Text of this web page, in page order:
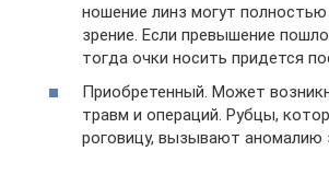
ношение линз могут полностью
зрение. Если превышение
тогда очки носить придется
Приобретенный. Может
травм и операций. Рубцы,
роговицу, вызывают аномалию